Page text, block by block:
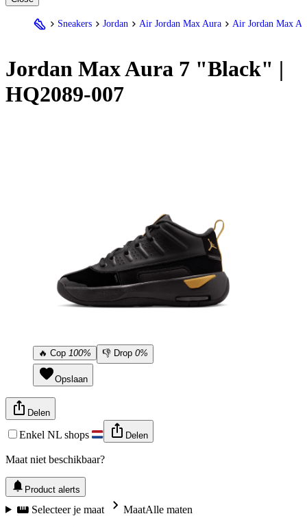
Sneakers Jordan Air Jordan Max Aura Air Jordan Max
Jordan Max Aura 7 "Black" |
HQ2089-007
🔥 Cop 100% 👎 Drop 0%
Opslaan
Delen
Enkel NL shops Delen
Maat niet beschikbaar?
Product alerts
Selecteer je maat MaatAlle maten